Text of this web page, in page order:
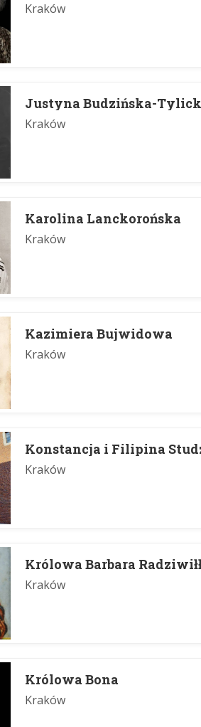
Kraków
Justyna Budzińska-
Kraków
Karolina Lanckorońska
Kraków
Kazimiera Bujwidowa
Kraków
Konstancja i Filipina
Kraków
Królowa Barbara
Kraków
Królowa Bona
Kraków